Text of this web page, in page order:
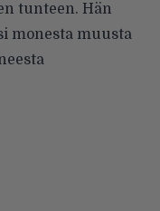
tunteen. Hän
monesta muusta